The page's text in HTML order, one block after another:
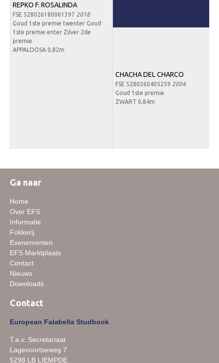
REPKO F. ROSALINDA
FSE 528026180061397 2018
Goud 1ste premie twenter Goud
1ste premie enter Zilver 2de
premie
APPALOOSA 0,82m
CHACHA DEL CHARCO
FSE 5280260405259 2004
Goud 1ste premie
ZWART 0,84m
Ga naar
Home
Over EFS
Informatie
Fokkerij
Evenementen
EFS Marktplaats
Contact
Nieuws
Downloads
Contact
European Falabella Studbook
T.a.v. Secretariaat
Lagevoortseweg 7
5298 LB LIEMPDE